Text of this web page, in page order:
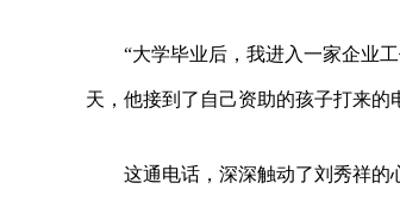
“大学毕业后，我进入一家企业
天，他接到了自己资助的孩子打来的
这通电话，深深触动了刘秀祥的